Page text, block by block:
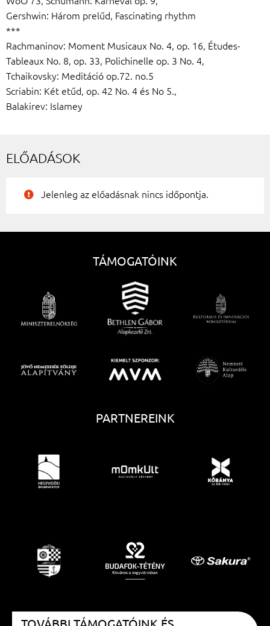
Gershwin: Három prelűd, Fascinating rhythm
***
Rachmaninov: Moment Musicaux No. 4, op. 16, Études-
Tableaux No. 8, op. 33, Polichinelle op. 3 No. 4,
Tchaikovsky: Meditáció op.72. no.5
Scriabin: Két etűd, op. 42 No. 4 és No 5.,
Balakirev: Islamey
ELŐADÁSOK
Jelenleg az előadásnak nincs időpontja.
TÁMOGATÓINK
PARTNEREINK